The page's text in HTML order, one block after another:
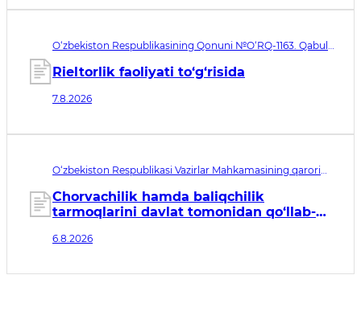
O‘zbekiston Respublikasining Qonuni №O‘RQ-1163. Qabul
Rieltorlik faoliyati to‘g‘risida
7.8.2026
O‘zbekiston Respublikasi Vazirlar Mahkamasining qarori
sanasi 07.08.2026
Chorvachilik hamda baliqchilik
tarmoqlarini davlat tomonidan qo‘llab-
tadbirlari to‘g‘risida
6.8.2026